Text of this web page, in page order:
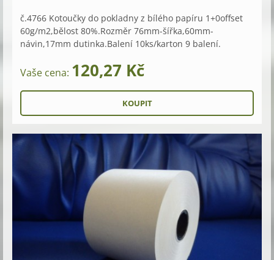
č.4766 Kotoučky do pokladny z bílého papíru 1+0offset
60g/m2,bělost 80%.Rozměr 76mm-šířka,60mm-
návin,17mm dutinka.Balení 10ks/karton 9 balení.
Vaše cena: 120,27 Kč